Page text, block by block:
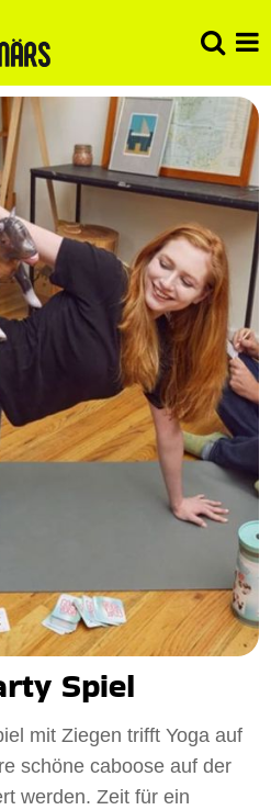
Spiel
mit Ziegen trifft Yoga auf
schöne caboose auf der
werden. Zeit für ein